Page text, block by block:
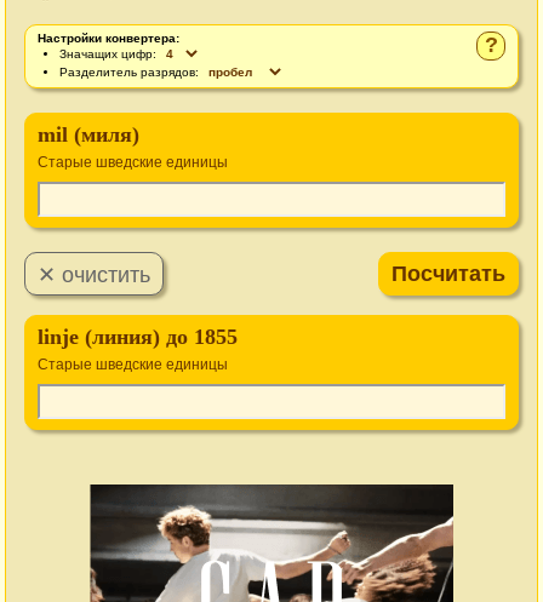
?
Настройки конвертера:
Значащих цифр:
Разделитель разрядов:
mil (миля)
Старые шведские единицы
linje (линия) до 1855
Старые шведские единицы